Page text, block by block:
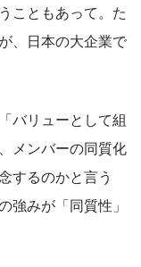
こともあって。た
、日本の大企業で
バリューとして組
メンバーの同質化
するのかと言う
強みが「同質性」